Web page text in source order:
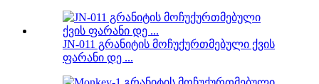
JN-011 გრანიტის მოჩუქურთმებული ქვის
ფარანი დე ...